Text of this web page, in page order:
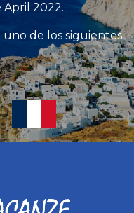
April 2022.
uno de los siguientes